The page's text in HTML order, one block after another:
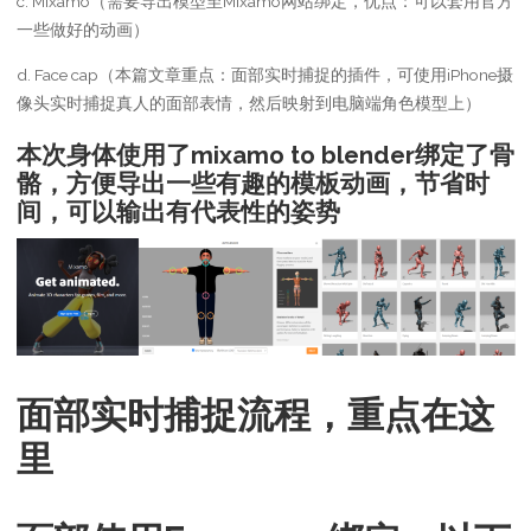
一些做好的动画）
d. Face cap（本篇文章重点：面部实时捕捉的插件，可使用iPhone摄
像头实时捕捉真人的面部表情，然后映射到电脑端角色模型上）
本次身体使用了mixamo to blender绑定了骨
骼，方便导出一些有趣的模板动画，节省时
间，可以输出有代表性的姿势
面部实时捕捉流程，重点在这
里